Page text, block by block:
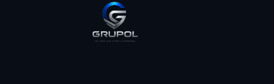
Informações
Se você procura pelo melhor lugar onde
em uma empresa especializada